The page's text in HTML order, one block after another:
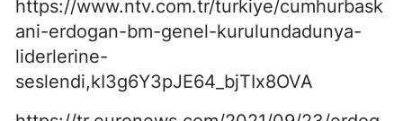
https://www.ntv.com.tr/turkiye/cumhurbask
ani-erdogan-bm-genel-kurulundadunya-
liderlerine-
seslendi,kI3g6Y3pJE64_bjTIx8OVA